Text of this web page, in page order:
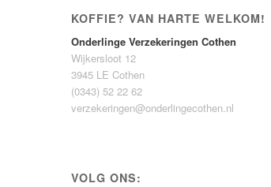
KOFFIE? VAN HARTE WELKOM!
Onderlinge Verzekeringen Cothen
Wijkersloot 12
3945 LE Cothen
(0343) 52 22 62
verzekeringen@onderlingecothen.nl
VOLG ONS: